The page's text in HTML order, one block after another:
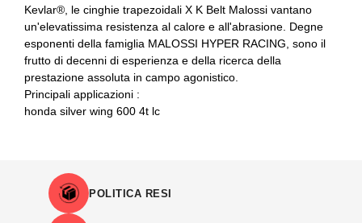
Kevlar®, le cinghie trapezoidali X K Belt Malossi vantano
un'elevatissima resistenza al calore e all'abrasione. Degne
esponenti della famiglia MALOSSI HYPER RACING, sono il
frutto di decenni di esperienza e della ricerca della
prestazione assoluta in campo agonistico.
Principali applicazioni :
honda silver wing 600 4t lc
POLITICA RESI